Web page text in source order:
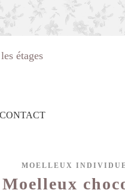
CONTACT
MOELLEUX
Moelleux